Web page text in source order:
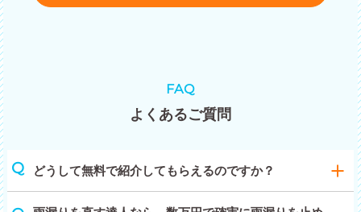
よくあるご質問
FAQ
どうして無料で紹介してもらえるのですか？